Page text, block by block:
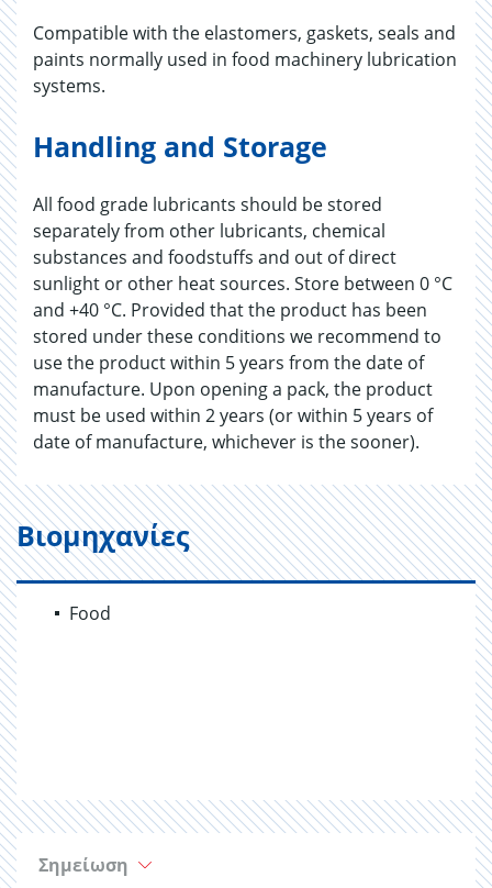
Compatible with the elastomers, gaskets, seals and
paints normally used in food machinery lubrication
systems.
Handling and Storage
All food grade lubricants should be stored
separately from other lubricants, chemical
substances and foodstuffs and out of direct
sunlight or other heat sources. Store between 0 °C
and +40 °C. Provided that the product has been
stored under these conditions we recommend to
use the product within 5 years from the date of
manufacture. Upon opening a pack, the product
must be used within 2 years (or within 5 years of
date of manufacture, whichever is the sooner).
Βιομηχανίες
Food
Σημείωση